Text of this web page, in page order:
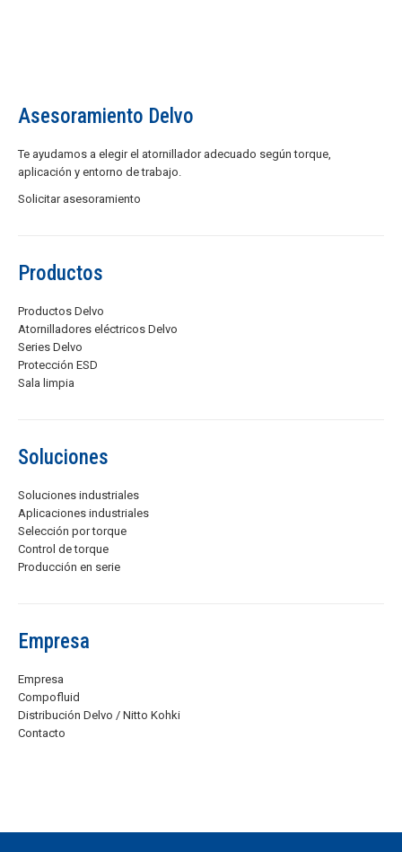
Asesoramiento Delvo
Te ayudamos a elegir el atornillador adecuado según torque,
aplicación y entorno de trabajo.
Solicitar asesoramiento
Productos
Productos Delvo
Atornilladores eléctricos Delvo
Series Delvo
Protección ESD
Sala limpia
Soluciones
Soluciones industriales
Aplicaciones industriales
Selección por torque
Control de torque
Producción en serie
Empresa
Empresa
Compofluid
Distribución Delvo / Nitto Kohki
Contacto